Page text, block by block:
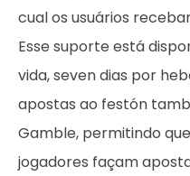
cual os usuários
Esse suporte está
vida, seven dias por
apostas ao festón
Gamble, permitindo
jogadores façam